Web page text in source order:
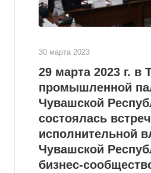
30 марта 2023
29 марта 2023 г. в
промышленной
Чувашской
состоялась
исполнительной
Чувашской
бизнес-